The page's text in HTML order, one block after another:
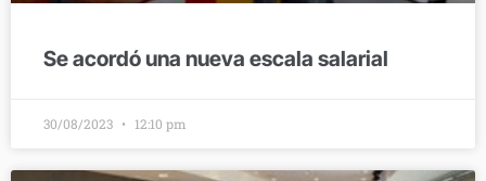
Se acordó una nueva escala salarial
30/08/2023 12:10 pm